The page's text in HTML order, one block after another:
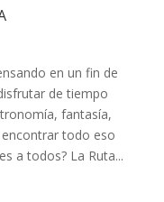
en un fin de
de tiempo
fantasía,
todo eso
a todos? La Ruta...